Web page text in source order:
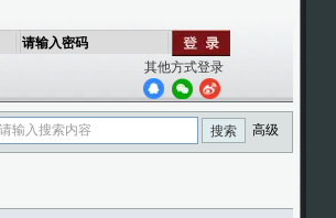
请输入密码
其他方式登录
搜索 高级